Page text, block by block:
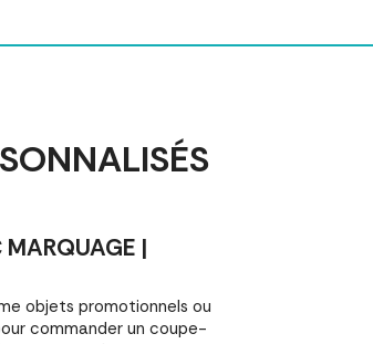
|
objets promotionnels ou
commander un coupe-